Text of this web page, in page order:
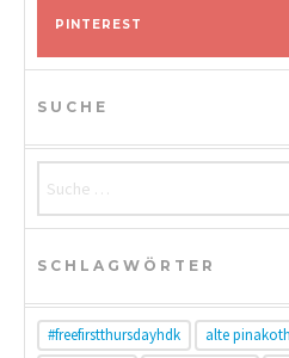
PINTEREST
SUCHE
SCHLAGWÖRTER
#freefirstthursdayhdk alte